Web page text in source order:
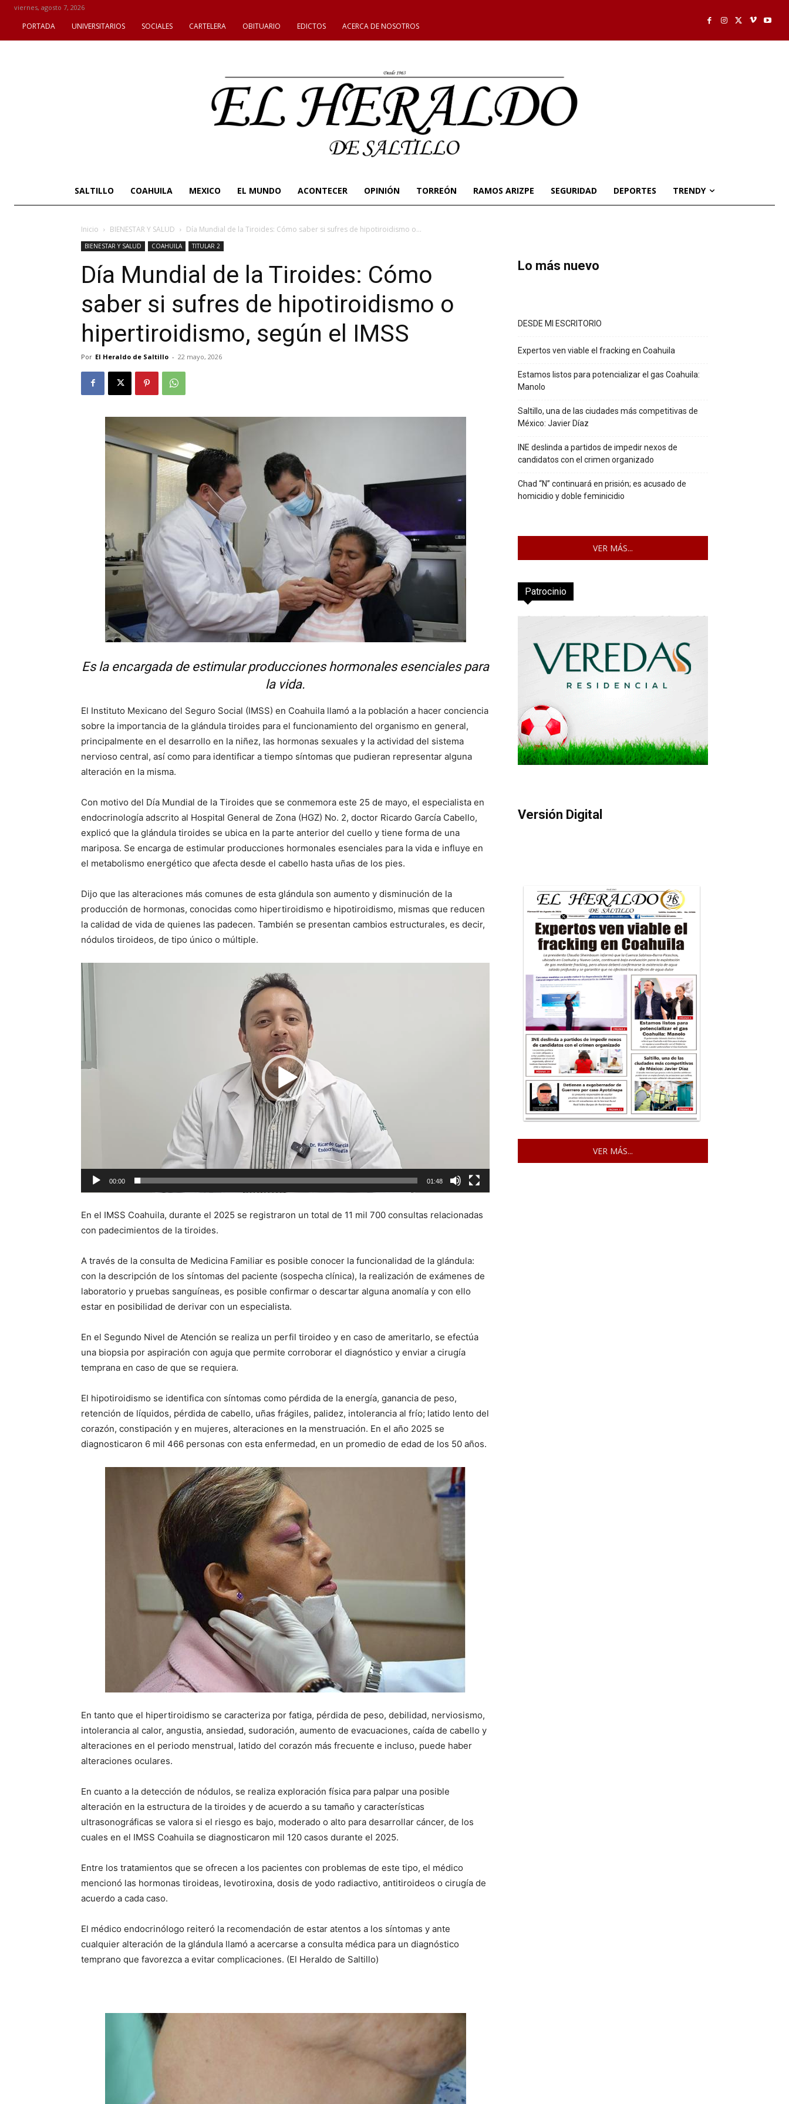
viernes, agosto 7, 2026
PORTADA UNIVERSITARIOS SOCIALES CARTELERA OBITUARIO EDICTOS ACERCA DE NOSOTROS
SALTILLO COAHUILA MEXICO EL MUNDO ACONTECER OPINIÓN TORREÓN RAMOS ARIZPE SEGURIDAD DEPORTES TRENDY
Inicio BIENESTAR Y SALUD Día Mundial de la Tiroides: Cómo saber si sufres de hipotiroidismo o...
BIENESTAR Y SALUD COAHUILA TITULAR 2
Día Mundial de la Tiroides: Cómo
saber si sufres de hipotiroidismo o
hipertiroidismo, según el IMSS
Por El Heraldo de Saltillo - 22 mayo, 2026
Es la encargada de estimular producciones hormonales esenciales para
la vida.
El Instituto Mexicano del Seguro Social (IMSS) en Coahuila llamó a la población a hacer conciencia
sobre la importancia de la glándula tiroides para el funcionamiento del organismo en general,
principalmente en el desarrollo en la niñez, las hormonas sexuales y la actividad del sistema
nervioso central, así como para identificar a tiempo síntomas que pudieran representar alguna
alteración en la misma.
Con motivo del Día Mundial de la Tiroides que se conmemora este 25 de mayo, el especialista en
endocrinología adscrito al Hospital General de Zona (HGZ) No. 2, doctor Ricardo García Cabello,
explicó que la glándula tiroides se ubica en la parte anterior del cuello y tiene forma de una
mariposa. Se encarga de estimular producciones hormonales esenciales para la vida e influye en
el metabolismo energético que afecta desde el cabello hasta uñas de los pies.
Dijo que las alteraciones más comunes de esta glándula son aumento y disminución de la
producción de hormonas, conocidas como hipertiroidismo e hipotiroidismo, mismas que reducen
la calidad de vida de quienes las padecen. También se presentan cambios estructurales, es decir,
nódulos tiroideos, de tipo único o múltiple.
Reproductor
de
vídeo
00:00 01:48
En el IMSS Coahuila, durante el 2025 se registraron un total de 11 mil 700 consultas relacionadas
con padecimientos de la tiroides.
A través de la consulta de Medicina Familiar es posible conocer la funcionalidad de la glándula:
con la descripción de los síntomas del paciente (sospecha clínica), la realización de exámenes de
laboratorio y pruebas sanguíneas, es posible confirmar o descartar alguna anomalía y con ello
estar en posibilidad de derivar con un especialista.
En el Segundo Nivel de Atención se realiza un perfil tiroideo y en caso de ameritarlo, se efectúa
una biopsia por aspiración con aguja que permite corroborar el diagnóstico y enviar a cirugía
temprana en caso de que se requiera.
El hipotiroidismo se identifica con síntomas como pérdida de la energía, ganancia de peso,
retención de líquidos, pérdida de cabello, uñas frágiles, palidez, intolerancia al frío; latido lento del
corazón, constipación y en mujeres, alteraciones en la menstruación. En el año 2025 se
diagnosticaron 6 mil 466 personas con esta enfermedad, en un promedio de edad de los 50 años.
En tanto que el hipertiroidismo se caracteriza por fatiga, pérdida de peso, debilidad, nerviosismo,
intolerancia al calor, angustia, ansiedad, sudoración, aumento de evacuaciones, caída de cabello y
alteraciones en el periodo menstrual, latido del corazón más frecuente e incluso, puede haber
alteraciones oculares.
En cuanto a la detección de nódulos, se realiza exploración física para palpar una posible
alteración en la estructura de la tiroides y de acuerdo a su tamaño y características
ultrasonográficas se valora si el riesgo es bajo, moderado o alto para desarrollar cáncer, de los
cuales en el IMSS Coahuila se diagnosticaron mil 120 casos durante el 2025.
Entre los tratamientos que se ofrecen a los pacientes con problemas de este tipo, el médico
mencionó las hormonas tiroideas, levotiroxina, dosis de yodo radiactivo, antitiroideos o cirugía de
acuerdo a cada caso.
El médico endocrinólogo reiteró la recomendación de estar atentos a los síntomas y ante
cualquier alteración de la glándula llamó a acercarse a consulta médica para un diagnóstico
temprano que favorezca a evitar complicaciones. (El Heraldo de Saltillo)
Lo más nuevo
DESDE MI ESCRITORIO
Expertos ven viable el fracking en Coahuila
Estamos listos para potencializar el gas Coahuila:
Manolo
Saltillo, una de las ciudades más competitivas de
México: Javier Díaz
INE deslinda a partidos de impedir nexos de
candidatos con el crimen organizado
Chad “N” continuará en prisión; es acusado de
homicidio y doble feminicidio
VER MÁS...
Patrocinio
Versión Digital
VER MÁS...